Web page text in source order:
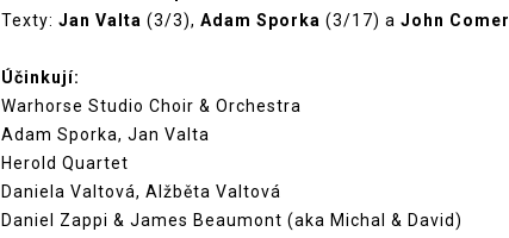
Texty: Jan Valta (3/3), Adam Sporka (3/17) a John Comer
Účinkují:
Warhorse Studio Choir & Orchestra
Adam Sporka, Jan Valta
Herold Quartet
Daniela Valtová, Alžběta Valtová
Daniel Zappi & James Beaumont (aka Michal & David)